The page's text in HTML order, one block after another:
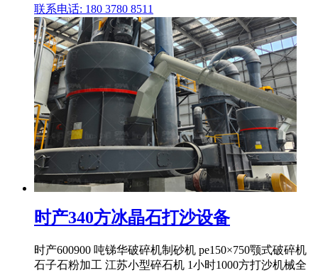
联系电话: 180 3780 8511
时产340方冰晶石打沙设备
时产600900 吨锑华破碎机制砂机 pe150×750颚式破碎机
石子石粉加工 江苏小型碎石机 1小时1000方打沙机械全